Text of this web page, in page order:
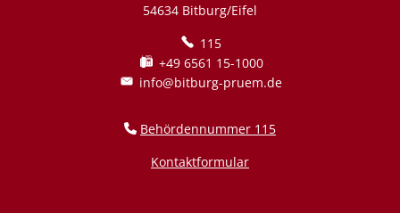
54634 Bitburg/Eifel
115
+49 6561 15-1000
info@bitburg-pruem.de
Behördennummer 115
Kontaktformular